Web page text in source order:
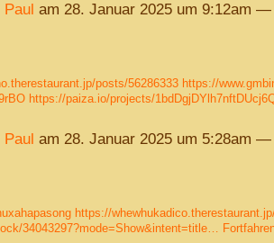
Paul am 28. Januar 2025 um 9:12am —
posts/56286333 https://
https://paiza.io/projects/
Paul am 28. Januar 2025 um 5:28am —
https://
34043297?mode=Show&intent=title…